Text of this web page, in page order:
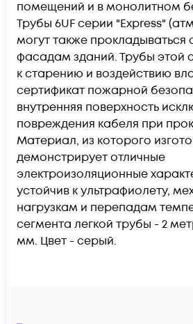
помещений и в монолитном
Трубы 6UF серии "Express"
могут также прокладываться
фасадам зданий. Трубы этой
к старению и воздействию
сертификат пожарной
внутренняя поверхность
повреждения кабеля при
Материал, из которого
демонстрирует отличные
электроизоляционные
устойчив к ультрафиолету,
нагрузкам и перепадам
сегмента легкой трубы - 2
мм. Цвет - серый.